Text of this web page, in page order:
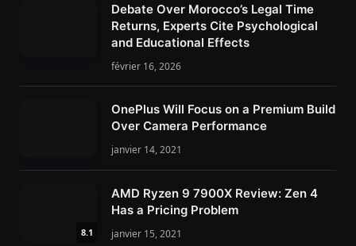
Debate Over Morocco’s Legal Time
Returns, Experts Cite Psychological
and Educational Effects
février 16, 2026
OnePlus Will Focus on a Premium Build
Over Camera Performance
janvier 14, 2021
8.1
AMD Ryzen 9 7900X Review: Zen 4
Has a Pricing Problem
janvier 15, 2021